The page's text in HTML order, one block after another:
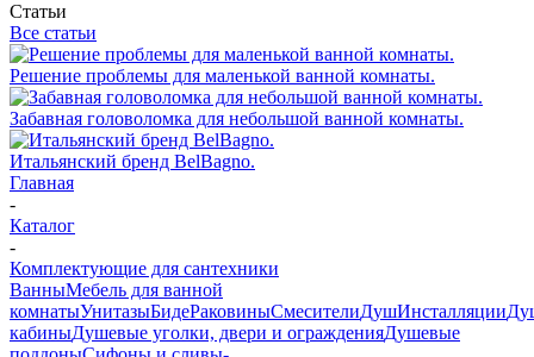
Статьи
Все статьи
Решение проблемы для маленькой ванной комнаты.
Забавная головоломка для небольшой ванной комнаты.
Итальянский бренд BelBagno.
Главная
-
Каталог
-
Комплектующие для сантехники
ВанныМебель для ванной
комнатыУнитазыБидеРаковиныСмесителиДушИнсталляции
кабиныДушевые уголки, двери и огражденияДушевые